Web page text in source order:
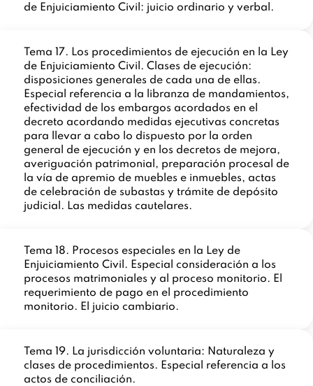
de Enjuiciamiento Civil: juicio ordinario y verbal.
Tema 17. Los procedimientos de ejecución en la Ley
de Enjuiciamiento Civil. Clases de ejecución:
disposiciones generales de cada una de ellas.
Especial referencia a la libranza de mandamientos,
efectividad de los embargos acordados en el
decreto acordando medidas ejecutivas concretas
para llevar a cabo lo dispuesto por la orden
general de ejecución y en los decretos de mejora,
averiguación patrimonial, preparación procesal de
la vía de apremio de muebles e inmuebles, actas
de celebración de subastas y trámite de depósito
judicial. Las medidas cautelares.
Tema 18. Procesos especiales en la Ley de
Enjuiciamiento Civil. Especial consideración a los
procesos matrimoniales y al proceso monitorio. El
requerimiento de pago en el procedimiento
monitorio. El juicio cambiario.
Tema 19. La jurisdicción voluntaria: Naturaleza y
clases de procedimientos. Especial referencia a los
actos de conciliación.